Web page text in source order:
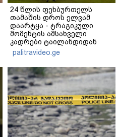
24 წლის ფეხბურთელს
თამაშის დროს ელვამ
დაარტყა - ტრაგიკული
მომენტის ამსახველი
კადრები ტაილანდიდან
მედიაში ვრცელდება
palitravideo.ge